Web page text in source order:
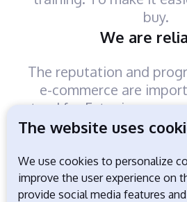
buy.
We are
The reputation and
e-commerce are
stand for Estonian e-
with good practices
buyer and the
We are
The website uses
We use cookies to personalize
improve the user experience on
provide social media features